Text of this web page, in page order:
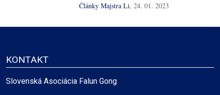
Články Majstra Li,24. 01. 2023
KONTAKT
Slovenská Asociácia Falun Gong